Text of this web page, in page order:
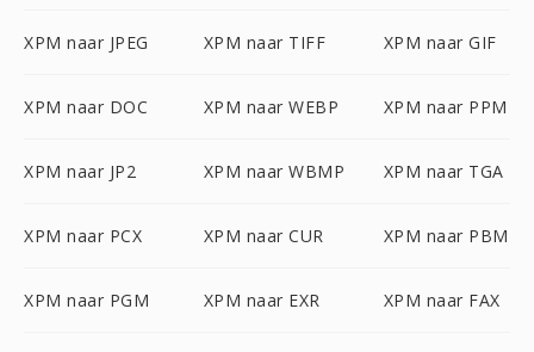
XPM naar JPEG XPM naar TIFF XPM naar GIF
XPM naar DOC XPM naar WEBP XPM naar PPM
XPM naar JP2 XPM naar WBMP XPM naar TGA
XPM naar PCX XPM naar CUR XPM naar PBM
XPM naar PGM XPM naar EXR XPM naar FAX